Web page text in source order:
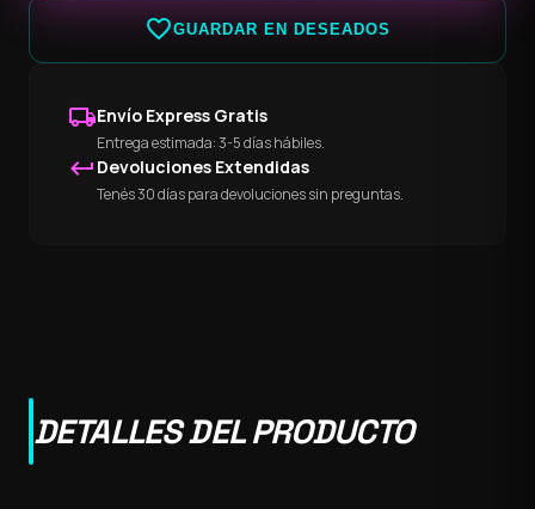
favorite_borderGUARDAR EN DESEADOS
local_shippingEnvío Express Gratis
Entrega estimada: 3-5 días hábiles.
keyboard_return Devoluciones Extendidas
Tenés 30 días para devoluciones sin preguntas.
DETALLES DEL PRODUCTO